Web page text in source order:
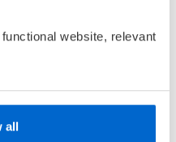
website, relevant
all
– 100% leselyst!